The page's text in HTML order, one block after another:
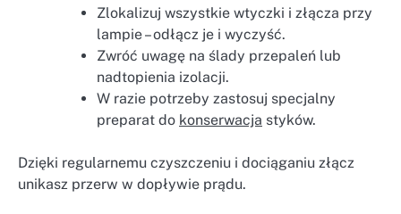
Zlokalizuj wszystkie wtyczki i złącza przy
lampie – odłącz je i wyczyść.
Zwróć uwagę na ślady przepaleń lub
nadtopienia izolacji.
W razie potrzeby zastosuj specjalny
preparat do konserwacja styków.
Dzięki regularnemu czyszczeniu i dociąganiu złącz
unikasz przerw w dopływie prądu.